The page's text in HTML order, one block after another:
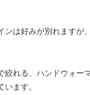
ンは好みが別れますが
絞れる、ハンドウォー
います。